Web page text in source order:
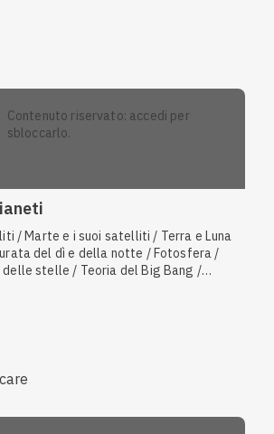
contenuto riservato: accedi per
sbloccarlo.
/ Marte e i suoi satelliti / Terra e Luna
del dì e della notte / Fotosfera /
delle stelle / Teoria del Big Bang /